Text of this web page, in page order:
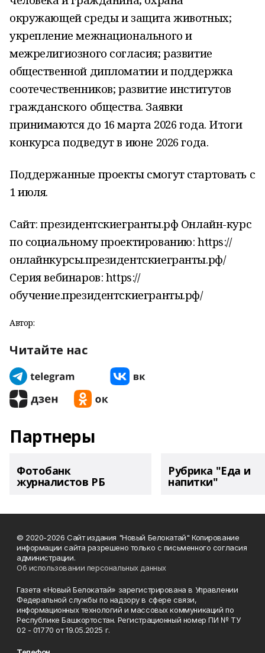
окружающей среды и защита животных;
укрепление межнационального и
межрелигиозного согласия; развитие
общественной дипломатии и поддержка
соотечественников; развитие институтов
гражданского общества. Заявки
принимаются до 16 марта 2026 года. Итоги
конкурса подведут в июне 2026 года.
Поддержанные проекты смогут стартовать с
1 июля.
Сайт: президентскиегранты.рф Онлайн-курс
по социальному проектированию: https://
онлайнкурсы.президентскиегранты.рф/
Серия вебинаров: https://
обучение.президентскиегранты.рф/
Автор:
Читайте нас
Партнеры
Фотобанк
журналистов РБ
Рубрика "Еда и
напитки"
© 2020-2026 Сайт издания "Новый Белокатай" Копирование
информации сайта разрешено только с письменного согласия
администрации.
Об использовании персональных данных
Газета «Новый Белокатай» зарегистрирована в Управлении
Федеральной службы по надзору в сфере связи,
информационных технологий и массовых коммуникаций по
Республике Башкортостан. Регистрационный номер ПИ № ТУ
02 - 01770 от 19.05.2025 г.